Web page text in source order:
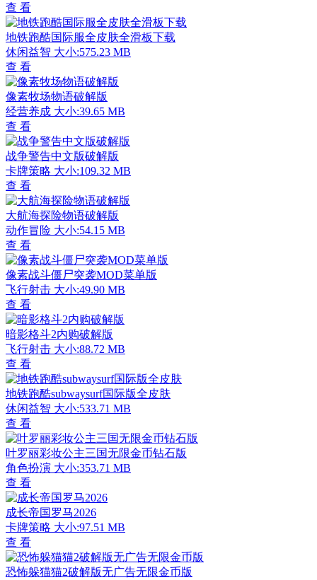
查 看
地铁跑酷国际服全皮肤全滑板下载
休闲益智 大小:575.23 MB
查 看
像素牧场物语破解版
经营养成 大小:39.65 MB
查 看
战争警告中文版破解版
卡牌策略 大小:109.32 MB
查 看
大航海探险物语破解版
动作冒险 大小:54.15 MB
查 看
像素战斗僵尸突袭MOD菜单版
飞行射击 大小:49.90 MB
查 看
暗影格斗2内购破解版
飞行射击 大小:88.72 MB
查 看
地铁跑酷subwaysurf国际版全皮肤
休闲益智 大小:533.71 MB
查 看
叶罗丽彩妆公主三国无限金币钻石版
角色扮演 大小:353.71 MB
查 看
成长帝国罗马2026
卡牌策略 大小:97.51 MB
查 看
恐怖躲猫猫2破解版无广告无限金币版